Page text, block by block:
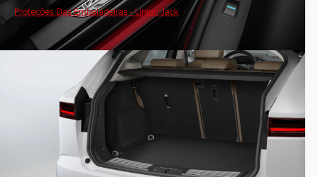
Proteções Das Embaladeiras - Union Jack